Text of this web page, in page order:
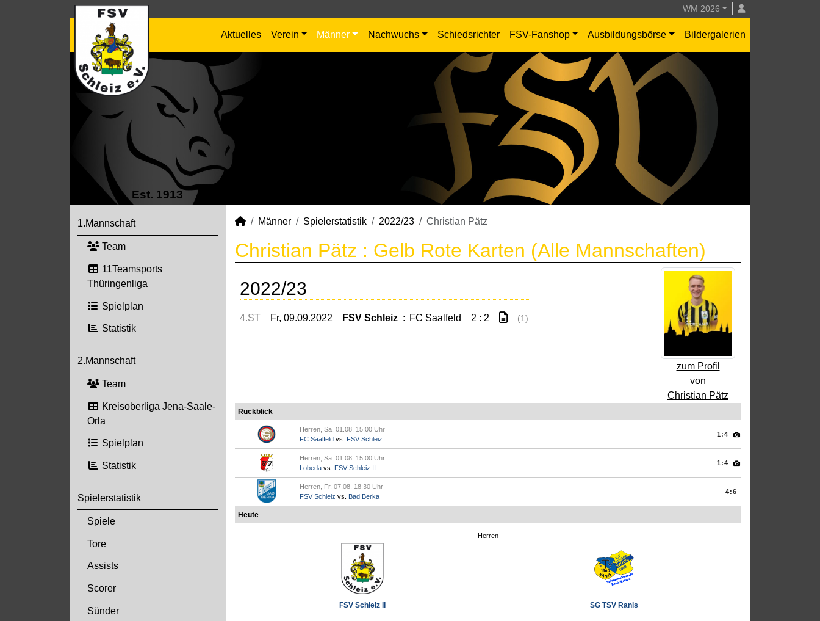
WM 2026
Aktuelles Verein Männer Nachwuchs Schiedsrichter FSV-Fanshop Ausbildungsbörse Bildergalerien
Est. 1913
1.Mannschaft
Team
11Teamsports
Thüringenliga
Spielplan
Statistik
2.Mannschaft
Team
Kreisoberliga Jena-Saale-
Orla
Spielplan
Statistik
Spielerstatistik
Spiele
Tore
Assists
Scorer
Sünder
Männer Spielerstatistik 2022/23 Christian Pätz
Christian Pätz : Gelb Rote Karten (Alle Mannschaften)
zum Profil
von
Christian Pätz
2022/23
4.ST Fr, 09.09.2022 FSV Schleiz : FC Saalfeld 2 : 2 (1)
Rückblick
Herren, Sa. 01.08. 15:00 Uhr
FC Saalfeld vs. FSV Schleiz
1:4
Herren, Sa. 01.08. 15:00 Uhr
Lobeda vs. FSV Schleiz II
1:4
Herren, Fr. 07.08. 18:30 Uhr
FSV Schleiz vs. Bad Berka
4:6
Heute
Herren
FSV Schleiz II SG TSV Ranis